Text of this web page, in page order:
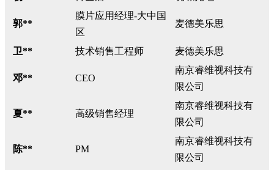
郭**
膜片应用经理-大中国
区
麦德美乐思
卫** 技术销售工程师 麦德美乐思
邓** CEO
南京睿维视科技有
限公司
夏** 高级销售经理
南京睿维视科技有
限公司
陈** PM
南京睿维视科技有
限公司